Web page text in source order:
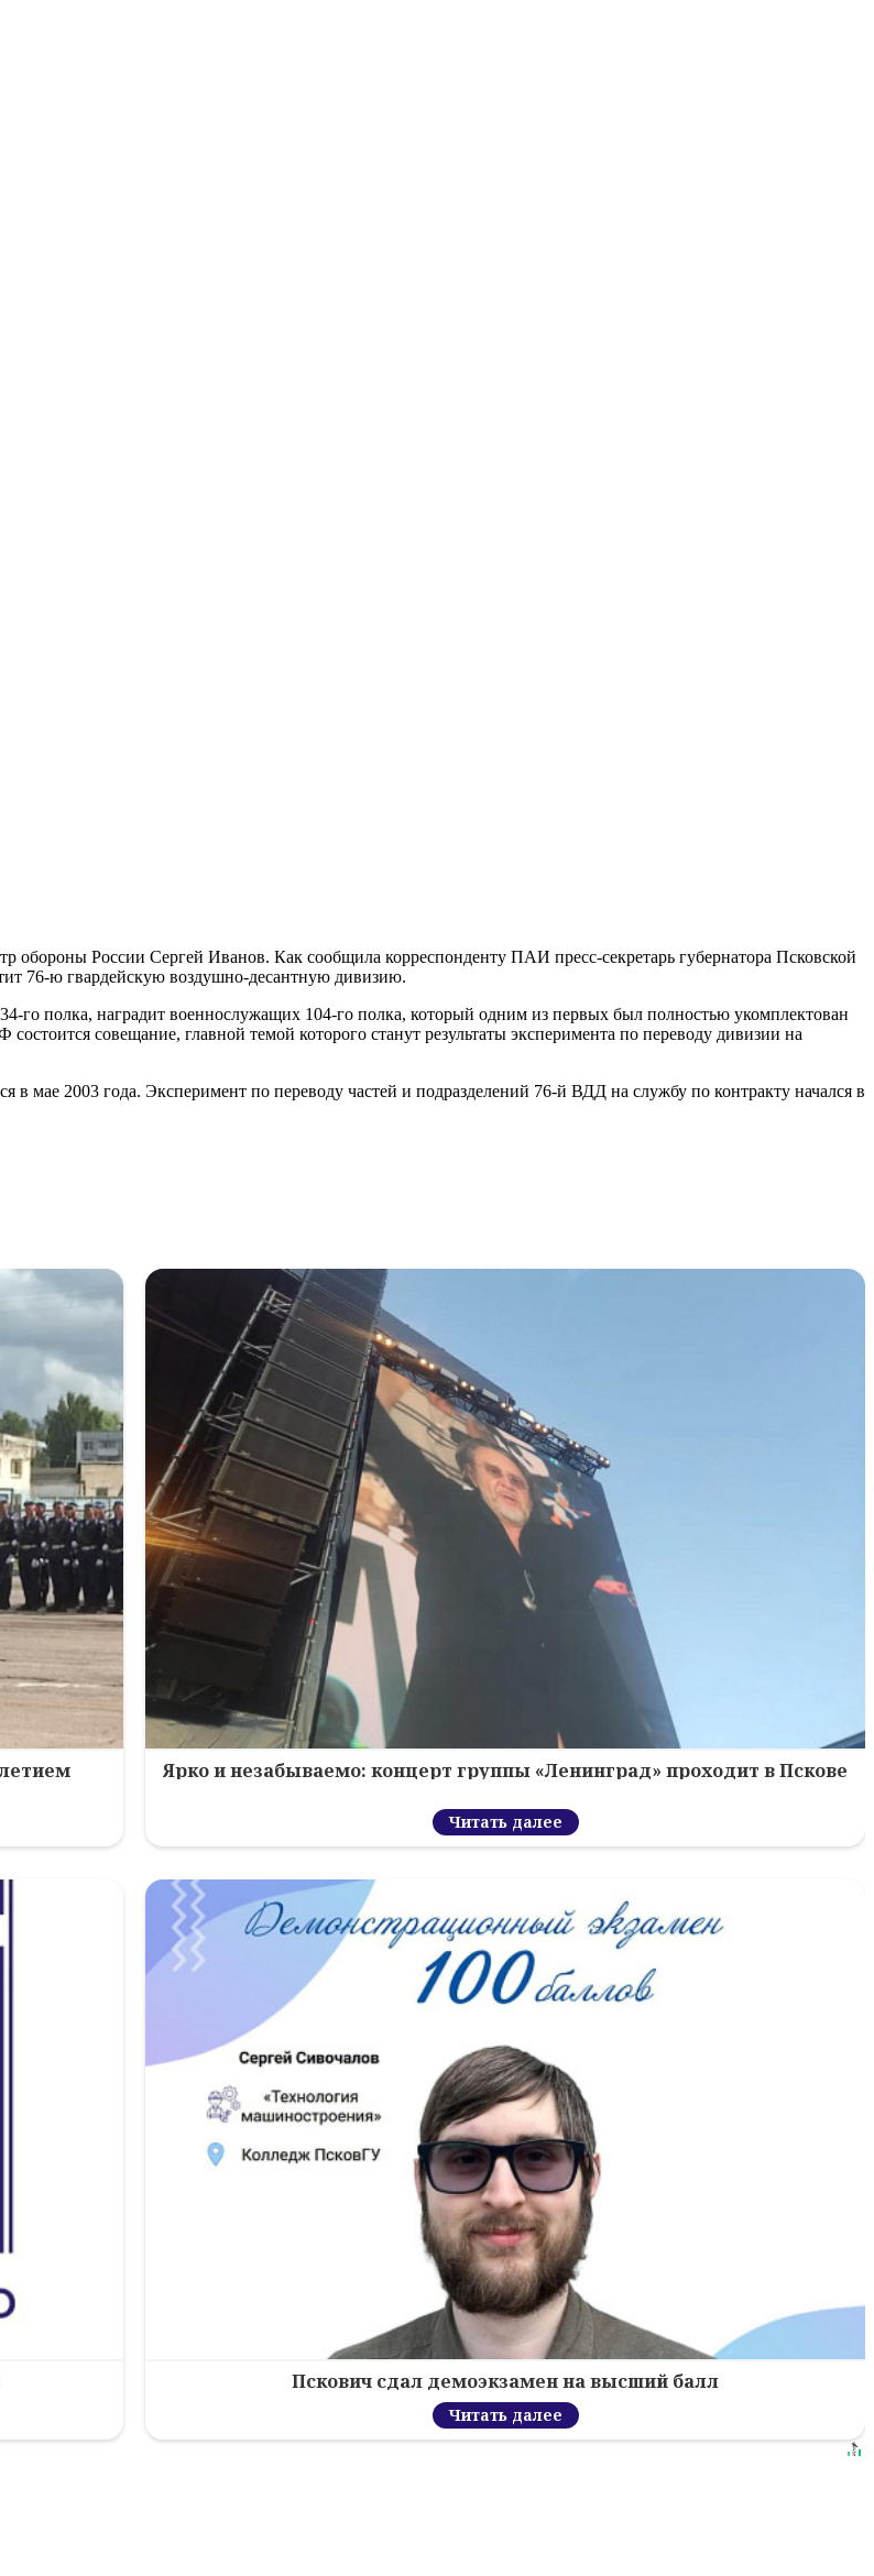
обороны России Сергей Иванов. Как сообщила корреспонденту ПАИ пресс-секретарь губернатора Псковской
76-ю гвардейскую воздушно-десантную дивизию.
го полка, наградит военнослужащих 104-го полка, который одним из первых был полностью укомплектован
совещание, главной темой которого станут результаты эксперимента по переводу дивизии на
мае 2003 года. Эксперимент по переводу частей и подразделений 76-й ВДД на службу по контракту начался в
Ярко и незабываемо: концерт группы «Ленинград» проходит в Пскове
Читать далее
Пскович сдал демоэкзамен на высший балл
Читать далее